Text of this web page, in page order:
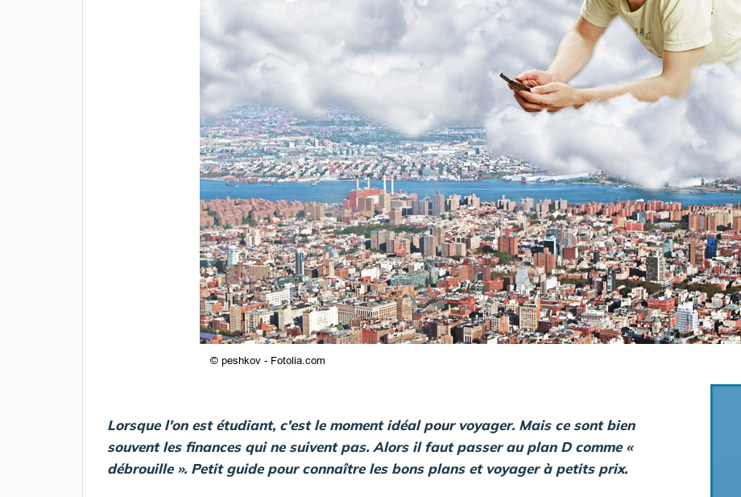
Lorsque l'on est étudiant, c'est le moment idéal pour voyager. Mais ce sont bien
souvent les finances qui ne suivent pas. Alors il faut passer au plan D comme «
débrouille ». Petit guide pour connaître les bons plans et voyager à petits prix.